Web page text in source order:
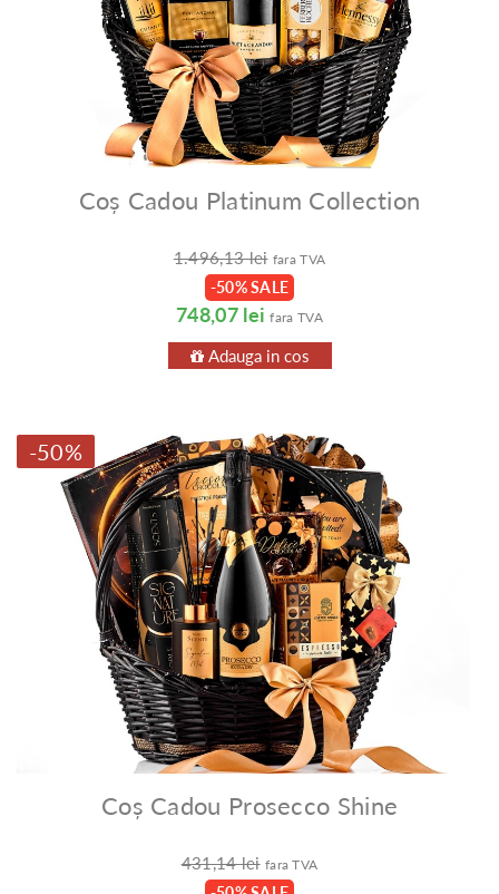
Coș Cadou Platinum Collection
1.496,13 lei fara TVA
-50% SALE
748,07 lei fara TVA
Adauga in cos
-50%
Coș Cadou Prosecco Shine
431,14 lei fara TVA